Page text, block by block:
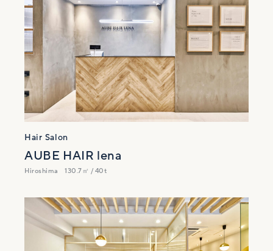
Hair Salon
AUBE HAIR lena
Hiroshima 130.7㎡ / 40t